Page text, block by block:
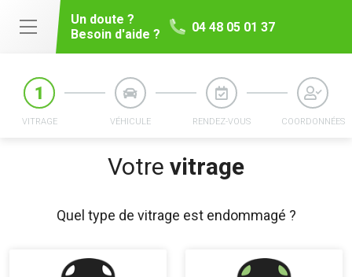
Un doute ?
Besoin d'aide ?
04 48 05 01 37
Votre vitrage
VITRAGE VÉHICULE RENDEZ-VOUS COORDONNÉES
Quel type de vitrage est endommagé ?